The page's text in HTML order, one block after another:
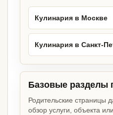
Кулинария в Москве
Кулинария в Санкт-
Базовые разделы
Родительские страницы
обзор услуги, объекта